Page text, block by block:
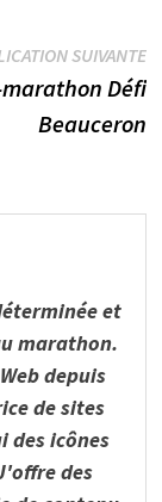
SUIVANTE
Défi
Beauceron
et
marathon.
depuis
de sites
des icônes
des